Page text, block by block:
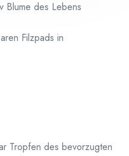
Blume des Lebens
Filzpads in
Tropfen des bevorzugten